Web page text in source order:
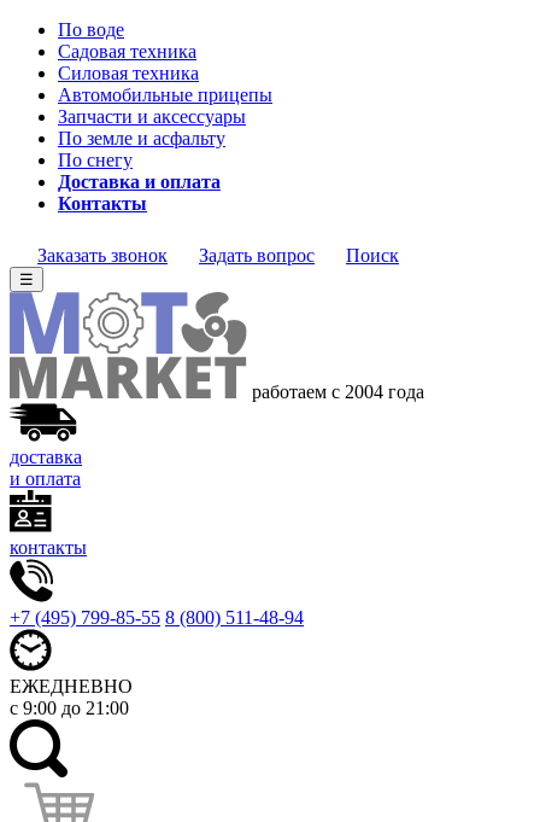
По воде
Садовая техника
Силовая техника
Автомобильные прицепы
Запчасти и аксессуары
По земле и асфальту
По снегу
Доставка и оплата
Контакты
Заказать звонок Задать вопрос Поиск
☰
работаем с 2004 года
доставка
и оплата
контакты
+7 (495) 799-85-55 8 (800) 511-48-94
ЕЖЕДНЕВНО
с 9:00 до 21:00